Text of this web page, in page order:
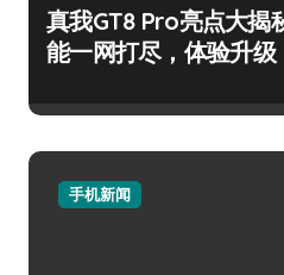
真我GT8 Pro亮点大揭
能一网打尽，体验升级
手机新闻